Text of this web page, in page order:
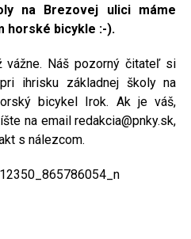
na Brezovej ulici máme
horské bicykle :-).
vážne. Náš pozorný čitateľ si
ihrisku základnej školy na
bicykel Irok. Ak je váš,
na email redakcia@pnky.sk,
s nálezcom.